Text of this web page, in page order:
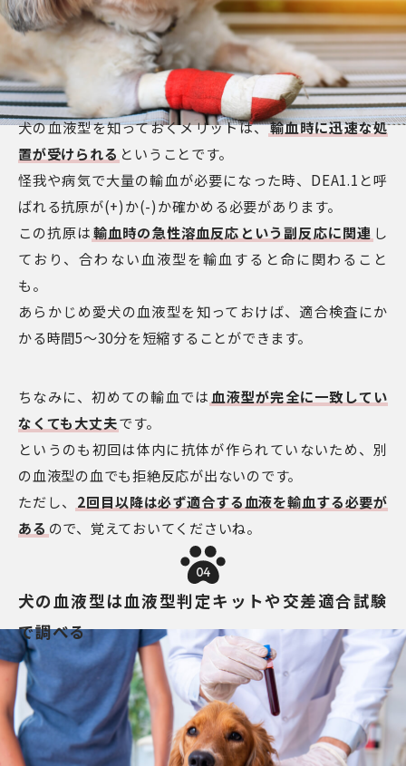
犬の血液型を知っておくメリットは、輸血時に迅速な処
置が受けられる ということです。
怪我や病気で大量の輸血が必要になった時、DEA1.1と呼
ばれる抗原が(+)か(-)か確かめる必要があります。
この抗原は輸血時の急性溶血反応という副反応に関連 し
ており、合わない血液型を輸血すると命に関わること
も。
あらかじめ愛犬の血液型を知っておけば、適合検査にか
かる時間5～30分を短縮することができます。
ちなみに、初めての輸血では 血液型が完全に一致してい
なくても大丈夫です。
というのも初回は体内に抗体が作られていないため、別
の血液型の血でも拒絶反応が出ないのです。
ただし、
2回目以降は必ず適合する血液を輸血する必要が
ある ので、覚えておいてくださいね。
04
犬の血液型は血液型判定キットや交差適合試験
で調べる